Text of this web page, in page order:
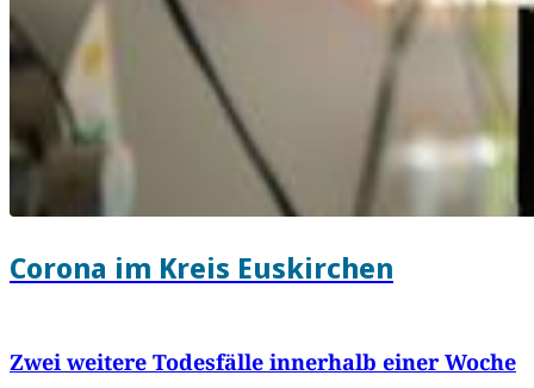
Corona im Kreis Euskirchen
Zwei weitere Todesfälle innerhalb einer Woche